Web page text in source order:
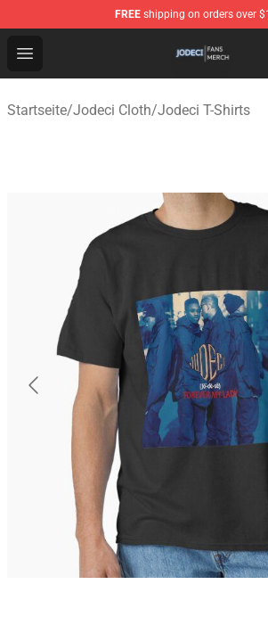
FREE shipping on orders over
Open menu
Jodeci Shop - Official Jodeci
Startseite/Jodeci Cloth/Jodeci T-Shirts